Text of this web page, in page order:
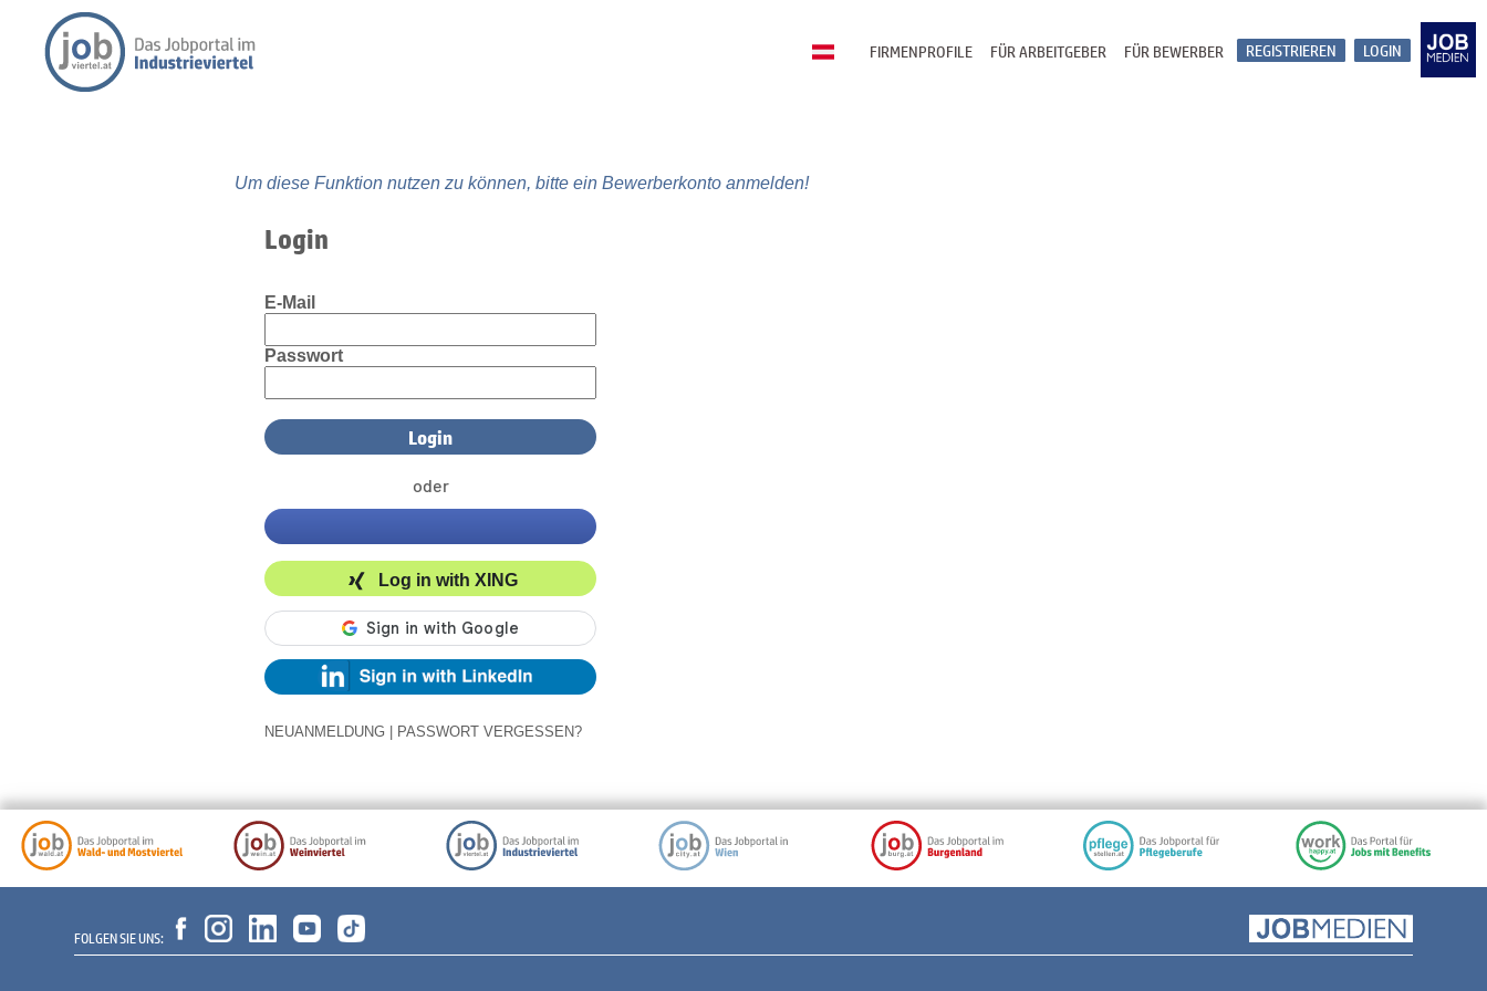
LOGIN
REGISTRIEREN
FÜR BEWERBER
FÜR ARBEITGEBER
FIRMENPROFILE
Um diese Funktion nutzen zu können, bitte ein Bewerberkonto anmelden!
Login
E-Mail
Passwort
oder
Log in with XING
NEUANMELDUNG PASSWORT VERGESSEN?
FOLGEN SIE UNS: